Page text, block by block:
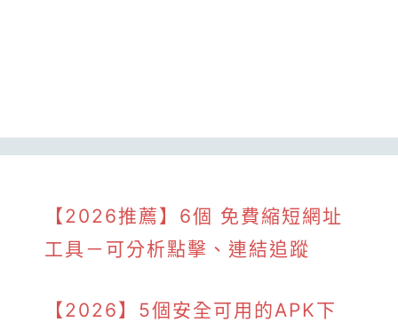
【2026推薦】6個 免費縮短網址
工具－可分析點擊、連結追蹤
【2026】5個安全可用的APK下